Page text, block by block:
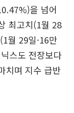
을 넘어
최고치(1월 28
월 29일·16만
스도 전장보다
치며 지수 급반